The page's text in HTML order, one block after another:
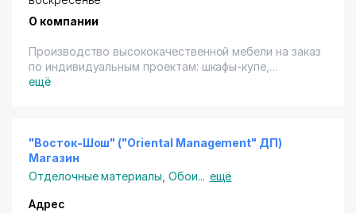
О компании
Производство высококачественной мебели на заказ
по индивидуальным проектам: шкафы-купе,
прихожие, гостинная мебель, спальная мебель,
Владельцам дисконтных карт с логотипом "Город
Скидок" предоставляются cкидки в размере 5%
(терм., переч.) - на изготовление корпусной мебели
по индивидуальному заказу. Особое условие:
предъявление карты до составления договора.
ещё
"Восток-Шош" ("Oriental Management" ДП)
Магазин
Отделочные материалы Обои... ещё
Адрес